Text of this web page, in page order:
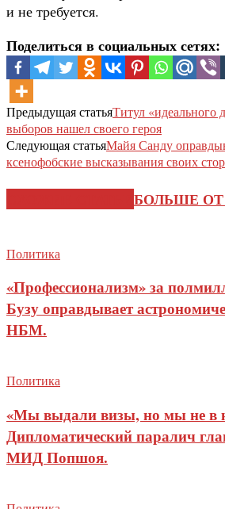
и не требуется.
Поделиться в социальных сетях:
Предыдущая статьяТитул «идеального
выборов нашел своего героя
Следующая статьяМайя Санду
ксенофобские высказывания своих
БОЛЬШЕ ОТ
Политика
«Профессионализм» за
Бузу оправдывает
НБМ.
Политика
«Мы выдали визы, но мы не в
Дипломатический паралич
МИД Попшоя.